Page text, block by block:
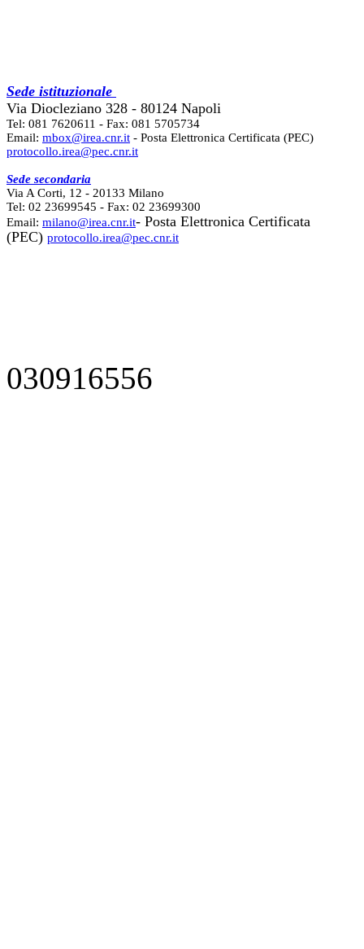
Sede istituzionale
Via Diocleziano 328 - 80124 Napoli
Tel: 081 7620611 - Fax: 081 5705734
Email: mbox@irea.cnr.it - Posta Elettronica Certificata (PEC)
protocollo.irea@pec.cnr.it
Sede secondaria
Via A Corti, 12 - 20133 Milano
Tel: 02 23699545 - Fax: 02 23699300
Email: milano@irea.cnr.it- Posta Elettronica Certificata
(PEC) protocollo.irea@pec.cnr.it
030916556